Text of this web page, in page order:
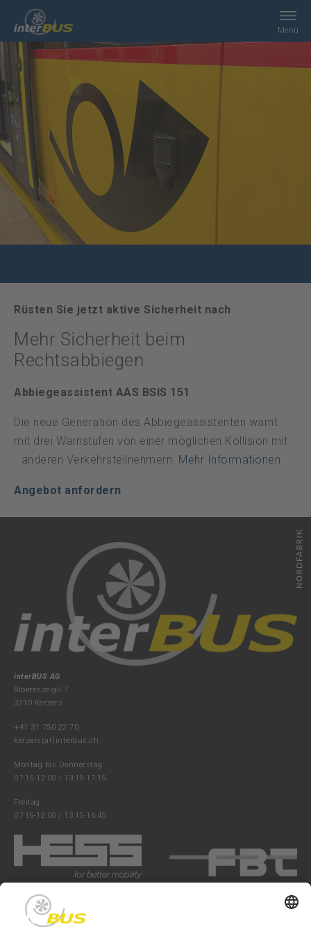
Home
Suche
Leistungen
interBUS
Kontakt
Datenschutz
Notfall
Menü
Rüsten Sie jetzt aktive Sicherheit nach
Mehr Sicherheit beim
Rechtsabbiegen
Abbiegeassistent AAS BSIS 151
Die neue Generation des Abbiegeassistenten warnt
mit drei Warnstufen von einer möglichen Kollision mit
anderen Verkehrsteilnehmern. Mehr Informationen
Angebot anfordern
interBUS AG
Biberenzelgli 7
3210 Kerzers
+41 31 750 22 70
kerzers(at)interbus.ch
Montag bis Donnerstag
07:15-12:00 / 13:15-17:15
Freitag
07:15-12:00 / 13:15-16:45